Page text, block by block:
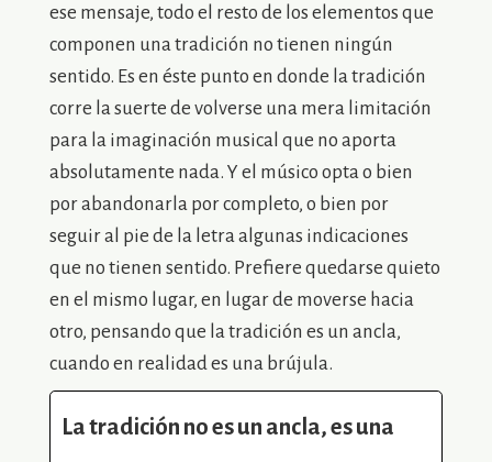
ese mensaje, todo el resto de los elementos que
componen una tradición no tienen ningún
sentido. Es en éste punto en donde la tradición
corre la suerte de volverse una mera limitación
para la imaginación musical que no aporta
absolutamente nada. Y el músico opta o bien
por abandonarla por completo, o bien por
seguir al pie de la letra algunas indicaciones
que no tienen sentido. Prefiere quedarse quieto
en el mismo lugar, en lugar de moverse hacia
otro, pensando que la tradición es un ancla,
cuando en realidad es una brújula.
La tradición no es un ancla, es una